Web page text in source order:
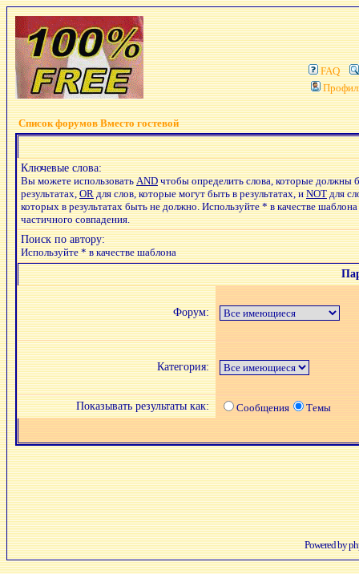
FAQ
Список форумов Вместо гостевой
Ключевые слова:
Вы можете использоватьANDчтобы определить слова, которые должны
результатах,ORдля слов, которые могут быть в результатах, иNOTдля
которых в результатах быть не должно. Используйте * в качестве шаблона
частичного совпадения.
Поиск по автору:
Используйте * в качестве шаблона
Форум:
Категория:
Показывать результаты как: Сообщения Темы
Powered by